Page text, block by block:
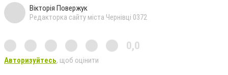
Вікторія Повержук
Редакторка сайту міста Чернівці 0372
0,0
Авторизуйтесь, щоб оцінити